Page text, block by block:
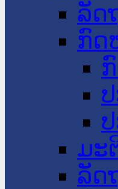
ລັດ
ກົດ
ມະ
ລັດ